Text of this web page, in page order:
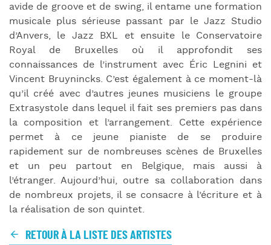
avide de groove et de swing, il entame une formation
musicale plus sérieuse passant par le Jazz Studio
d’Anvers, le Jazz BXL et ensuite le Conservatoire
Royal de Bruxelles où il approfondit ses
connaissances de l’instrument avec Éric Legnini et
Vincent Bruynincks. C’est également à ce moment-là
qu’il créé avec d’autres jeunes musiciens le groupe
Extrasystole dans lequel il fait ses premiers pas dans
la composition et l’arrangement. Cette expérience
permet à ce jeune pianiste de se produire
rapidement sur de nombreuses scènes de Bruxelles
et un peu partout en Belgique, mais aussi à
l’étranger. Aujourd’hui, outre sa collaboration dans
de nombreux projets, il se consacre à l’écriture et à
la réalisation de son quintet.
RETOUR À LA LISTE DES ARTISTES